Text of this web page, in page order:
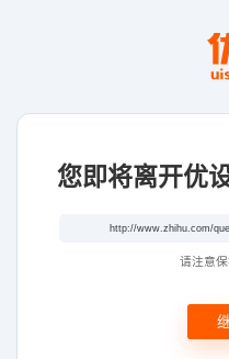
您即将离开优
请注意